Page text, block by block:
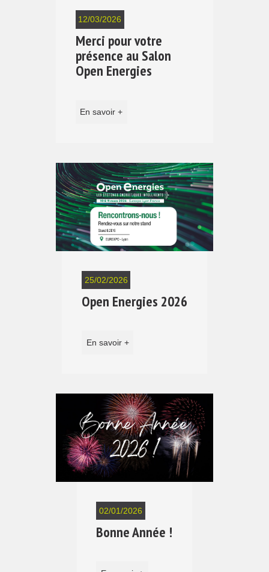
12/03/2026
Merci pour votre
présence au Salon
Open Energies
En savoir +
25/02/2026
Open Energies 2026
En savoir +
02/01/2026
Bonne Année !